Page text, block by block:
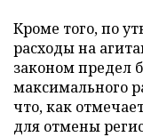
Кроме того, по
расходы на
законом предел
максимального
что, как
для отмены